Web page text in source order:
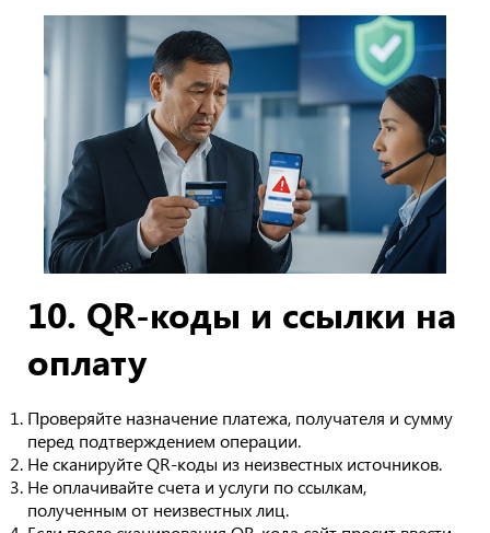
10. QR-коды и ссылки на
оплату
Проверяйте назначение платежа, получателя и сумму
перед подтверждением операции.
Не сканируйте QR-коды из неизвестных источников.
Не оплачивайте счета и услуги по ссылкам,
полученным от неизвестных лиц.